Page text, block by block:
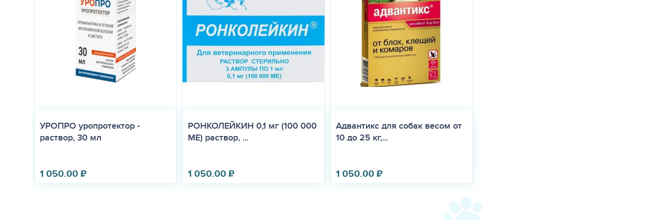
В закрытой упаковке производителя в сухом, защищенном от света, недоступном для детей и животных месте, отдельно от продуктов питания и кормов при температуре от 2 C до 30 С. Срок
годности Вазосана при соблюдении условий хранения в закрытой упаковке производителя – 36 месяцев со дня производства. Необходимо плотно закручивать колпачок после каждого
Запрещается использовать препарат после истечения его срока годности.
Неиспользованный лекарственный препарат утилизируют в соответствии с требованиями законодательства.
УРОПРО уропротектор -
раствор, 30 мл
1 050.00₽
РОНКОЛЕЙКИН 0,1 мг (100 000
МЕ) раствор, ...
1 050.00₽
Адвантикс для собак весом от
10 до 25 кг,...
1 050.00₽